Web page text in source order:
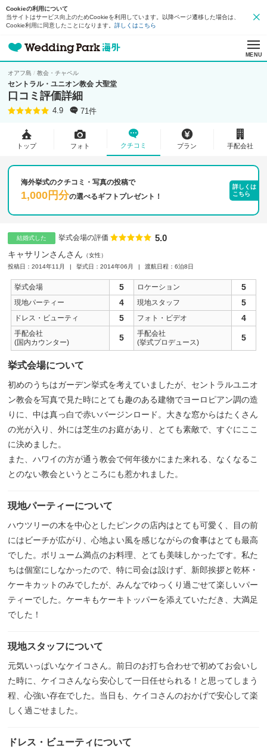
Cookieの利用について
当サイトはサービス向上のためCookieを利用しています。以降ページ遷移した場合は、
Cookie利用に同意したことになります。 詳しくはこちら
MENU
オアフ島 教会・チャペル
セントラル・ユニオン教会 大聖堂
口コミ評価詳細
4.9 71件
トップ フォト クチコミ プラン 手配会社
海外挙式のクチコミ・写真の投稿で
1,000円分の選べるギフトプレゼント！
詳しくは
こちら
結婚式した 挙式会場の評価 点数
5.0
キャサリンさんさん
女性
投稿日：2014年11月
挙式日：2014年06月 渡航日程：6泊8日
挙式会場 5 ロケーション 5
現地パーティー 4 現地スタッフ 5
ドレス・ビューティ 5 フォト・ビデオ 4
手配会社
(国内カウンター)
5
手配会社
(挙式プロデュース)
5
挙式会場について
初めのうちはガーデン挙式を考えていましたが、セントラルユニオ
ン教会を写真で見た時にとても趣のある建物でヨーロピアン調の造
りに、中は真っ白で赤いバージンロード。大きな窓からはたくさん
の光が入り、外には芝生のお庭があり、とても素敵で、すぐにここ
に決めました。
また、ハワイの方が通う教会で何年後かにまた来れる、なくなるこ
とのない教会というところにも惹かれました。
現地パーティーについて
ハウツリーの木を中心としたピンクの店内はとても可愛く、目の前
にはビーチが広がり、心地よい風を感じながらの食事はとても最高
でした。ボリューム満点のお料理、とても美味しかったです。私た
ちは個室にしなかったので、特に司会は設けず、新郎挨拶と乾杯・
ケーキカットのみでしたが、みんなでゆっくり過ごせて楽しいパー
ティーでした。ケーキもケーキトッパーを添えていただき、大満足
でした！
現地スタッフについて
元気いっぱいなケイコさん。前日のお打ち合わせで初めてお会いし
た時に、ケイコさんなら安心して一日任せられる！と思ってしまう
程、心強い存在でした。当日も、ケイコさんのおかげで安心して楽
しく過ごせました。
ドレス・ビューティについて